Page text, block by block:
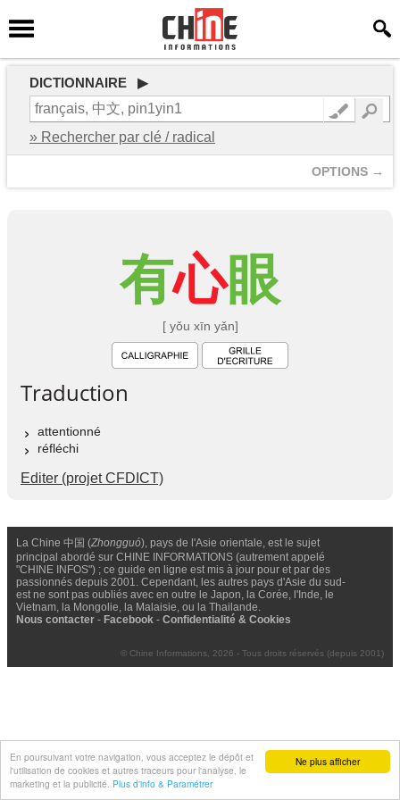
Ne plus afficher
En poursuivant votre navigation, vous acceptez le dépôt et
l'utilisation de cookies et autres traceurs pour l'analyse, le
marketing et la publicité. Plus d'info & Paramétrer
DICTIONNAIRE ▶
» Rechercher par clé / radical
OPTIONS →
有心眼
[ yǒu xīn yǎn]
Traduction
attentionné
réfléchi
Editer (projet CFDICT)
La Chine 中国 (Zhongguó), pays de l'Asie orientale, est le sujet
principal abordé sur CHINE INFORMATIONS (autrement appelé
"CHINE INFOS") ; ce guide en ligne est mis à jour pour et par des
passionnés depuis 2001. Cependant, les autres pays d'Asie du sud-
est ne sont pas oubliés avec en outre le Japon, la Corée, l'Inde, le
Vietnam, la Mongolie, la Malaisie, ou la Thailande.
Nous contacter - Facebook - Confidentialité & Cookies
© Chine Informations, 2026 - Tous droits réservés (depuis 2001)